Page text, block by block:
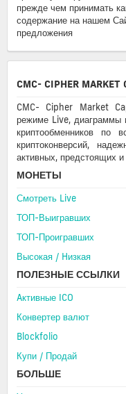
прежде чем принимать
содержание на нашем
предложения
CMC- CIPHER MARKET
CMC- Cipher Market
режиме Live, диаграммы
криптообменников по
криптоконверсий,
активных, предстоящих
МОНЕТЫ
Смотреть Live
ТОП-Выигравших
ТОП-Проигравших
Высокая / Hизкая
ПОЛЕЗНЫЕ ССЫЛКИ
Aктивные ICO
Конвертер валют
Blockfolio
Купи / Продай
БОЛЬШЕ